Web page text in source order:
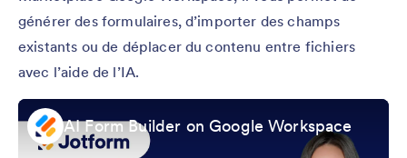
générer des formulaires, d’importer des champs
existants ou de déplacer du contenu entre fichiers
avec l’aide de l’IA.
AI Form Builder on Google Workspace